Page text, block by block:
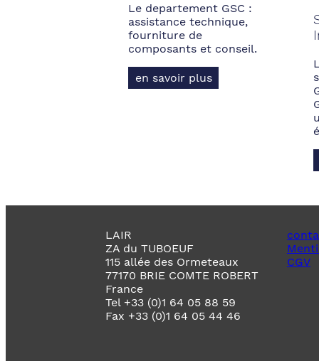
Le departement GSC :
assistance technique,
fourniture de
composants et conseil.
en savoir plus
LAIR
ZA du TUBOEUF
115 allée des Ormeteaux
77170 BRIE COMTE ROBERT
France
Tel +33 (0)1 64 05 88 59
Fax +33 (0)1 64 05 44 46
CGV